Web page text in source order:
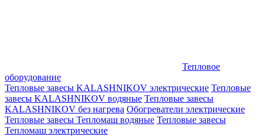
Тепловое
оборудование
Тепловые завесы KALASHNIKOV электрические Тепловые
завесы KALASHNIKOV водяные Тепловые завесы
KALASHNIKOV без нагрева Обогреватели электрические
Тепловые завесы Тепломаш водяные Тепловые завесы
Тепломаш электрические